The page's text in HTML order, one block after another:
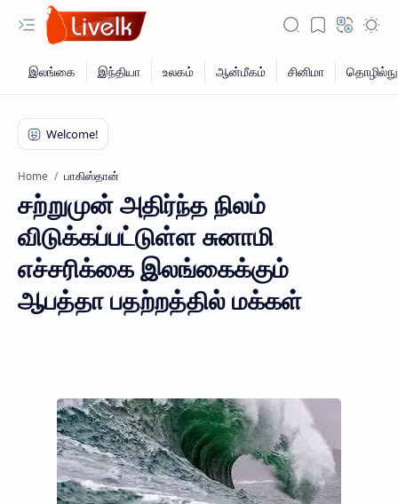
Home பாகிஸ்தான்
சற்றுமுன் அதிர்ந்த நிலம்
விடுக்கப்பட்டுள்ள சுனாமி
எச்சரிக்கை இலங்கைக்கும்
ஆபத்தா பதற்றத்தில் மக்கள்